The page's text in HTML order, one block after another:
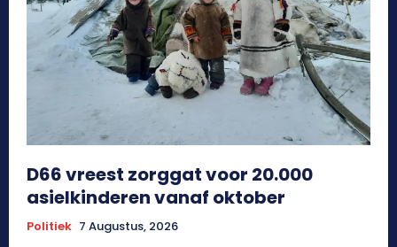
D66 vreest zorggat voor 20.000
asielkinderen vanaf oktober
Politiek 7 Augustus, 2026